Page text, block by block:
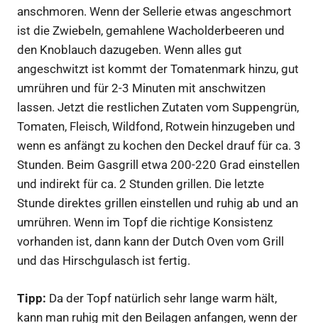
anschmoren. Wenn der Sellerie etwas angeschmort
ist die Zwiebeln, gemahlene Wacholderbeeren und
den Knoblauch dazugeben. Wenn alles gut
angeschwitzt ist kommt der Tomatenmark hinzu, gut
umrühren und für 2-3 Minuten mit anschwitzen
lassen. Jetzt die restlichen Zutaten vom Suppengrün,
Tomaten, Fleisch, Wildfond, Rotwein hinzugeben und
wenn es anfängt zu kochen den Deckel drauf für ca. 3
Stunden. Beim Gasgrill etwa 200-220 Grad einstellen
und indirekt für ca. 2 Stunden grillen. Die letzte
Stunde direktes grillen einstellen und ruhig ab und an
umrühren. Wenn im Topf die richtige Konsistenz
vorhanden ist, dann kann der Dutch Oven vom Grill
und das Hirschgulasch ist fertig.
Tipp: Da der Topf natürlich sehr lange warm hält,
kann man ruhig mit den Beilagen anfangen, wenn der